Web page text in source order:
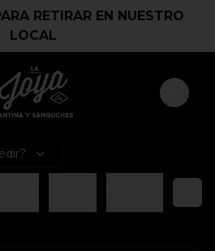
RETIRAR EN NUESTRO
LOCAL
Login